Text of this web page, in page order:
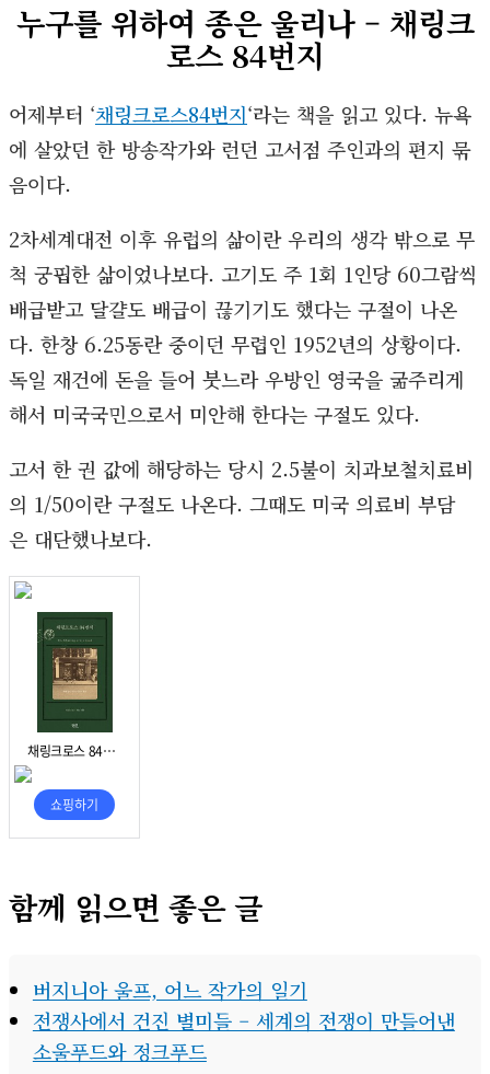
누구를 위하여 종은 울리나 – 채링크
로스 84번지
어제부터 ‘채링크로스84번지‘라는 책을 읽고 있다. 뉴욕
에 살았던 한 방송작가와 런던 고서점 주인과의 편지 묶
음이다.
2차세계대전 이후 유럽의 삶이란 우리의 생각 밖으로 무
척 궁핍한 삶이었나보다. 고기도 주 1회 1인당 60그람씩
배급받고 달걀도 배급이 끊기기도 했다는 구절이 나온
다. 한창 6.25동란 중이던 무렵인 1952년의 상황이다.
독일 재건에 돈을 들어 붓느라 우방인 영국을 굶주리게
해서 미국국민으로서 미안해 한다는 구절도 있다.
고서 한 권 값에 해당하는 당시 2.5불이 치과보철치료비
의 1/50이란 구절도 나온다. 그때도 미국 의료비 부담
은 대단했나보다.
함께 읽으면 좋은 글
버지니아 울프, 어느 작가의 일기
전쟁사에서 건진 별미들 – 세계의 전쟁이 만들어낸
소울푸드와 정크푸드